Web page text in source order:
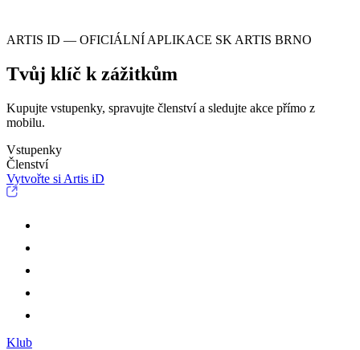
ARTIS ID — OFICIÁLNÍ APLIKACE SK ARTIS BRNO
Tvůj klíč k zážitkům
Kupujte vstupenky, spravujte členství a sledujte akce přímo z
mobilu.
Vstupenky
Členství
Vytvořte si Artis iD
Klub